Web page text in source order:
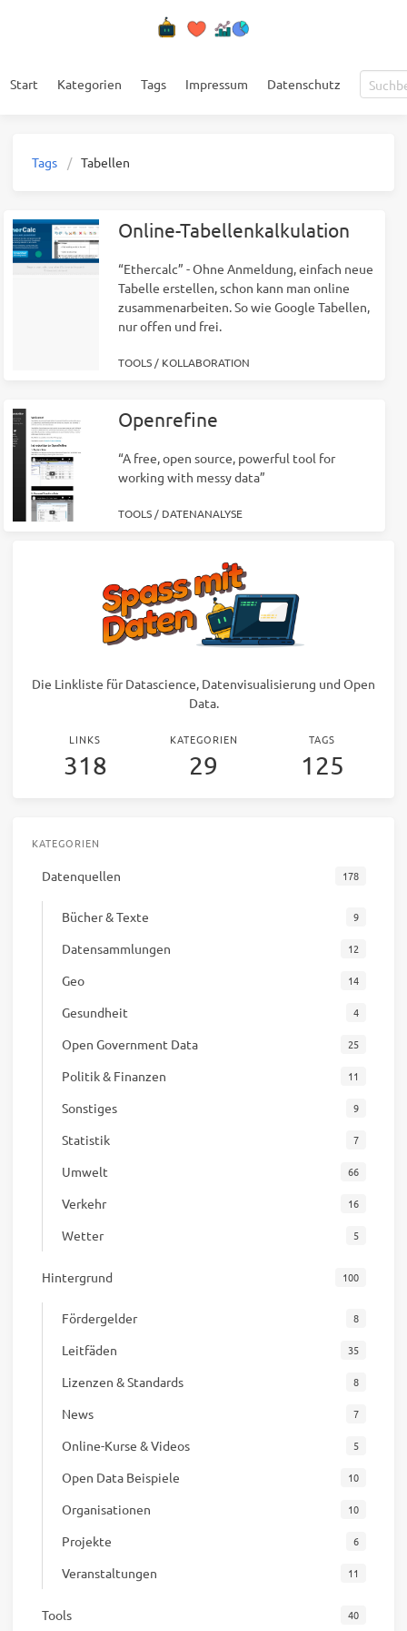
Start Kategorien Tags Impressum Datenschutz
Tags Tabellen
Online-Tabellenkalkulation
“Ethercalc” - Ohne Anmeldung, einfach neue
Tabelle erstellen, schon kann man online
zusammenarbeiten. So wie Google Tabellen,
nur offen und frei.
TOOLS/ KOLLABORATION
Openrefine
“A free, open source, powerful tool for
working with messy data”
TOOLS/ DATENANALYSE
Die Linkliste für Datascience, Datenvisualisierung und Open
Data.
LINKS
318
KATEGORIEN
29
TAGS
125
KATEGORIEN
Datenquellen 178
Bücher & Texte 9
Datensammlungen 12
Geo 14
Gesundheit 4
Open Government Data 25
Politik & Finanzen 11
Sonstiges 9
Statistik 7
Umwelt 66
Verkehr 16
Wetter 5
Hintergrund 100
Fördergelder 8
Leitfäden 35
Lizenzen & Standards 8
News 7
Online-Kurse & Videos 5
Open Data Beispiele 10
Organisationen 10
Projekte 6
Veranstaltungen 11
Tools 40